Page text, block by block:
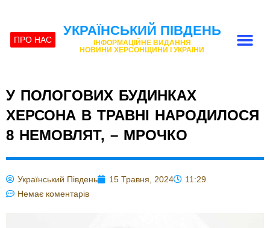
ПРО НАС
УКРАЇНСЬКИЙ ПІВДЕНЬ
ІНФОРМАЦІЙНЕ ВИДАННЯ
НОВИНИ ХЕРСОНЩИНИ І УКРАЇНИ
У ПОЛОГОВИХ БУДИНКАХ
ХЕРСОНА В ТРАВНІ НАРОДИЛОСЯ
8 НЕМОВЛЯТ, – МРОЧКО
Український Південь 15 Травня, 2024
11:29
Немає коментарів